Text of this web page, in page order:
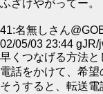
ふざけやがってー。
41:名無しさん
02/05/03 23:44 gJR/
早くつなげる方法
電話をかけて、希望
そうすると、転送電